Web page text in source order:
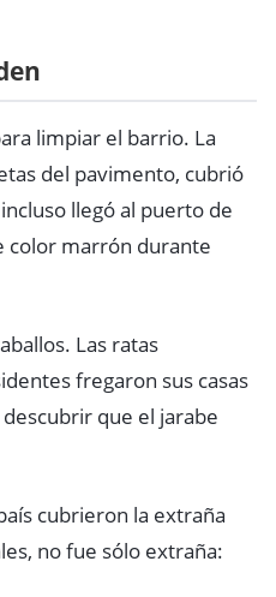
limpiar el barrio. La
del pavimento, cubrió
llegó al puerto de
color marrón durante
Las ratas
fregaron sus casas
descubrir que el jarabe
cubrieron la extraña
no fue sólo extraña: